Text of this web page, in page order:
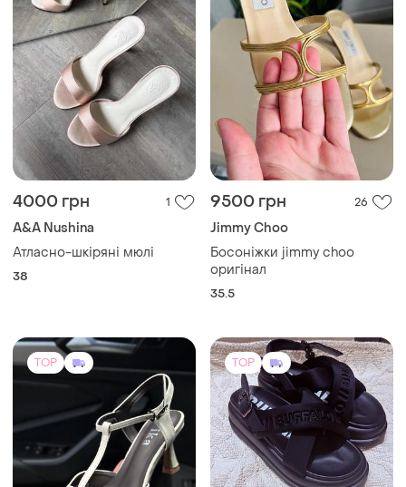
4000 грн 1
A&A Nushina
Атласно-шкіряні мюлі
38
9500 грн 26
Jimmy Choo
Босоніжки jimmy choo
оригінал
35.5
TOP TOP